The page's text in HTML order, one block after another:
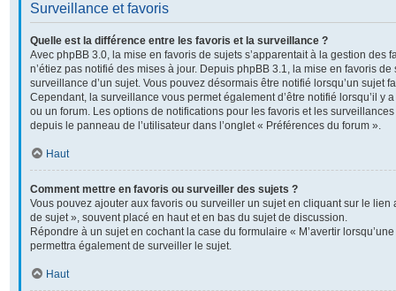
Surveillance et favoris
Quelle est la différence entre les favoris et la surveillance ?
Avec phpBB 3.0, la mise en favoris de sujets s’apparentait à la gestion des
n’étiez pas notifié des mises à jour. Depuis phpBB 3.1, la mise en favoris
surveillance d’un sujet. Vous pouvez désormais être notifié lorsqu’un sujet
Cependant, la surveillance vous permet également d’être notifié lorsqu’il y
ou un forum. Les options de notifications pour les favoris et les
depuis le panneau de l’utilisateur dans l’onglet « Préférences du forum ».
Haut
Comment mettre en favoris ou surveiller des sujets ?
Vous pouvez ajouter aux favoris ou surveiller un sujet en cliquant sur le
de sujet », souvent placé en haut et en bas du sujet de discussion.
Répondre à un sujet en cochant la case du formulaire « M’avertir
permettra également de surveiller le sujet.
Haut